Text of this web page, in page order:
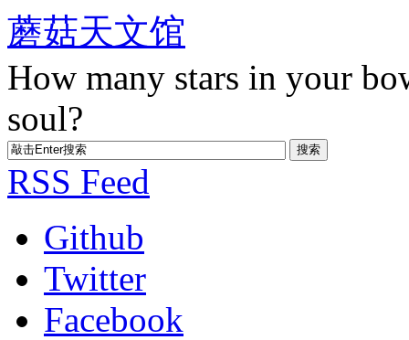
蘑菇天文馆
How many stars in your
soul?
RSS Feed
Github
Twitter
Facebook